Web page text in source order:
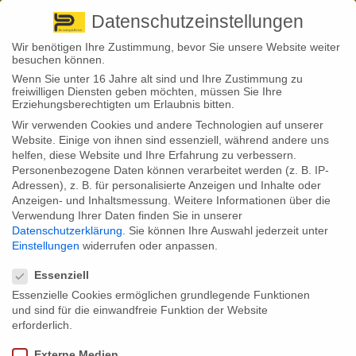
+ 49 3501 528571 |
Back to News
20
Stephan Fröhlich
Thomas Cook: Entschädigung nicht vergessen!
Geschädigte Kundinnen und Kunden des insolventen
Reiseveranstalters Thomas Cook können sich freuen.
Der Bund will nun beginnen, sie zu entschädigen, wenn
noch nicht tat, sollte nicht zu lange zögern: Noch bis
eingereicht werden.
Im September 2019 musste der britische
und mit ihm auch populäre deutsche Firmentöchter wie
Datenschutzeinstellungen
Wir benötigen Ihre Zustimmung, bevor Sie unsere Website weiter
besuchen können.
Wenn Sie unter 16 Jahre alt sind und Ihre Zustimmung zu
freiwilligen Diensten geben möchten, müssen Sie Ihre
Erziehungsberechtigten um Erlaubnis bitten.
Wir verwenden Cookies und andere Technologien auf unserer
Website. Einige von ihnen sind essenziell, während andere uns
helfen, diese Website und Ihre Erfahrung zu verbessern.
Personenbezogene Daten können verarbeitet werden (z. B. IP-
Adressen), z. B. für personalisierte Anzeigen und Inhalte oder
Anzeigen- und Inhaltsmessung. Weitere Informationen über die
Verwendung Ihrer Daten finden Sie in unserer
Datenschutzerklärung
Sie können Ihre Auswahl jederzeit unter
Einstellungen widerrufen oder anpassen.
Essenziell
Essenzielle Cookies ermöglichen grundlegende Funktionen
und sind für die einwandfreie Funktion der Website
erforderlich.